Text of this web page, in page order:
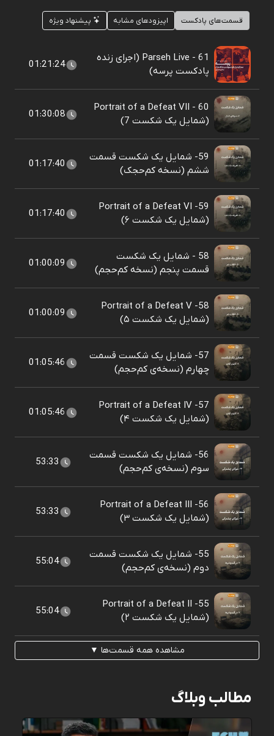
قسمت‌های پادکست اپیزودهای مشابه پیشنهاد ویژه
61 - Parseh Live (اجرای زنده
پادکست پرسه)
01:21:24
60 - Portrait of a Defeat VII
(شمایل یک شکست 7)
01:30:08
59- شمایل یک شکست قسمت
ششم (نسخه کم‌حجک)
01:17:40
59- Portrait of a Defeat VI
(شمایل یک شکست ۶)
01:17:40
58 - شمایل یک شکست
قسمت پنجم (نسخه کم‌حجم)
01:00:09
58- Portrait of a Defeat V
(شمایل یک شکست ۵)
01:00:09
57- شمایل یک شکست قسمت
چهارم (نسخه‌ی کم‌حجم)
01:05:46
57- Portrait of a Defeat IV
(شمایل یک شکست ۴)
01:05:46
56- شمایل یک شکست قسمت
سوم (نسخه‌ی کم‌حجم)
53:33
56- Portrait of a Defeat III
(شمایل یک شکست ۳)
53:33
55- شمایل یک شکست قسمت
دوم (نسخه‌ی کم‌حجم)
55:04
55- Portrait of a Defeat II
(شمایل یک شکست ۲)
55:04
مشاهده همه قسمت‌ها ▼
مطالب وبلاگ